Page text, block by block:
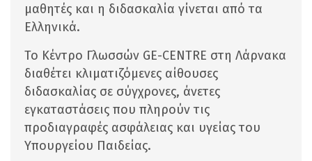
μαθητές και η διδασκαλία γίνεται από τα
Ελληνικά.
Το Κέντρο Γλωσσών GE-CENTRE στη Λάρνακα
διαθέτει κλιματιζόμενες αίθουσες
διδασκαλίας σε σύγχρονες, άνετες
εγκαταστάσεις που πληρούν τις
προδιαγραφές ασφάλειας και υγείας του
Υπουργείου Παιδείας.